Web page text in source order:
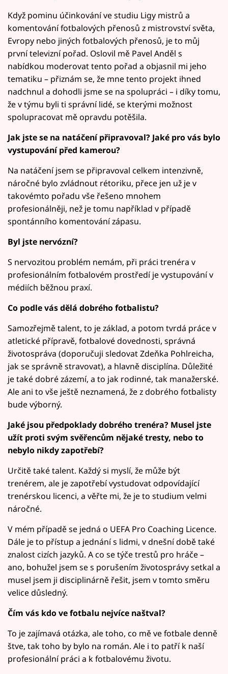
Když pominu účinkování ve studiu Ligy mistrů a
komentování fotbalových přenosů z mistrovství světa,
Evropy nebo jiných fotbalových přenosů, je to můj
první televizní pořad. Oslovil mě Pavel Anděl s
nabídkou moderovat tento pořad a objasnil mi jeho
tematiku – přiznám se, že mne tento projekt ihned
nadchnul a dohodli jsme se na spolupráci – i díky tomu,
že v týmu byli ti správní lidé, se kterými možnost
spolupracovat mě opravdu potěšila.
Jak jste se na natáčení připravoval? Jaké pro vás bylo
vystupování před kamerou?
Na natáčení jsem se připravoval celkem intenzivně,
náročné bylo zvládnout rétoriku, přece jen už je v
takovémto pořadu vše řešeno mnohem
profesionálněji, než je tomu například v případě
spontánního komentování zápasu.
Byl jste nervózní?
S nervozitou problém nemám, při práci trenéra v
profesionálním fotbalovém prostředí je vystupování v
médiích běžnou praxí.
Co podle vás dělá dobrého fotbalistu?
Samozřejmě talent, to je základ, a potom tvrdá práce v
atletické přípravě, fotbalové dovednosti, správná
životospráva (doporučuji sledovat Zdeňka Pohlreicha,
jak se správně stravovat), a hlavně disciplína. Důležité
je také dobré zázemí, a to jak rodinné, tak manažerské.
Ale ani to vše ještě neznamená, že z dobrého fotbalisty
bude výborný.
Jaké jsou předpoklady dobrého trenéra? Musel jste
užít proti svým svěřencům nějaké tresty, nebo to
nebylo nikdy zapotřebí?
Určitě také talent. Každý si myslí, že může být
trenérem, ale je zapotřebí vystudovat odpovídající
trenérskou licenci, a věřte mi, že je to studium velmi
náročné.
V mém případě se jedná o UEFA Pro Coaching Licence.
Dále je to přístup a jednání s lidmi, v dnešní době také
znalost cizích jazyků. A co se týče trestů pro hráče –
ano, bohužel jsem se s porušením životosprávy setkal a
musel jsem ji disciplinárně řešit, jsem v tomto směru
velice důsledný.
Čím vás kdo ve fotbalu nejvíce naštval?
To je zajímavá otázka, ale toho, co mě ve fotbale denně
štve, tak toho by bylo na román. Ale i to patří k naší
profesionální práci a k fotbalovému životu.